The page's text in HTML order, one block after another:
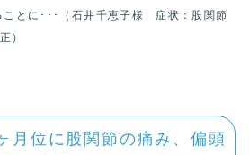
ことに･･･（石井千恵子様 症状：股関節
）
月位に股関節の痛み、偏頭